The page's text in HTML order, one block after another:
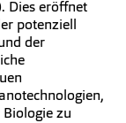
Dies eröffnet
potenziell
der
Biologie zu